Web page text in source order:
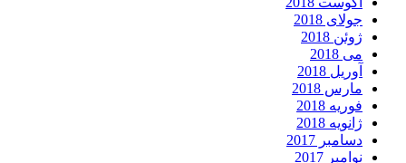
جولای 2018
ژوئن 2018
می 2018
آوریل 2018
مارس 2018
فوریه 2018
ژانویه 2018
دسامبر 2017
نوامبر 2017